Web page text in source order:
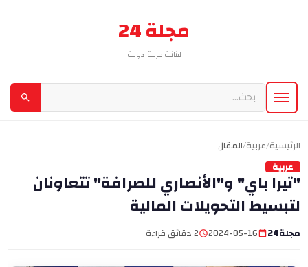
مجلة 24
لبنانية عربية دولية
الرئيسية/عربية/المقال
عربية
"تيرا باي" و"الأنصاري للصرافة" تتعاونان
لتبسيط التحويلات المالية
مجلة24 2024-05-16 2 دقائق قراءة